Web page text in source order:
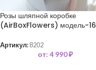
Розы шляпной коробке
(AirBoxFlowers) модель-16
Артикул: 8202
от: 4 990₽